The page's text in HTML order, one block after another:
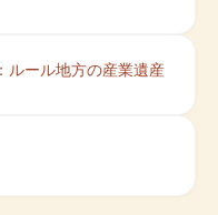
ルール地方の産業遺産